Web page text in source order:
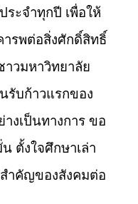
ะจำทุกปี เพื่อให้
ารพต่อสิ่งศักดิ์สิทธิ์
าวมหาวิทยาลัย
รับก้าวแรกของ
งเป็นทางการ ขอ
ตั้งใจศึกษาเล่า
สำคัญของสังคมต่อ